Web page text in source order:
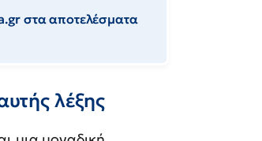
στα αποτελέσματα
λέξης